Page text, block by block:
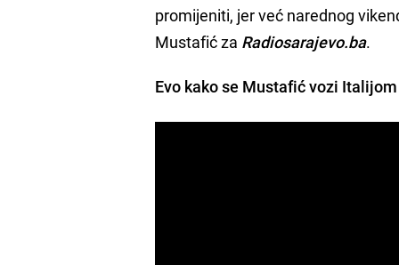
promijeniti, jer već narednog
Mustafić za Radiosarajevo.ba.
Evo kako se Mustafić vozi